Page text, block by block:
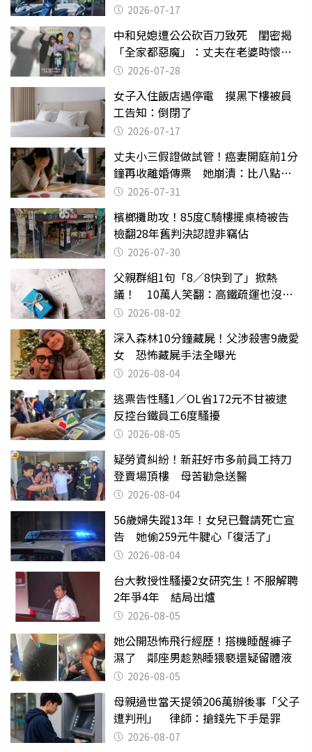
2026-07-17
中和兒媳遭公公砍百刀致死 閨密揭
「全家都惡魔」：丈夫在老婆時懷孕
摔東西
2026-07-28
女子入住飯店遇停電 摸黑下樓被員
工告知：倒閉了
2026-07-17
丈夫小三假證做試管！癌妻開庭前1分
鐘再收離婚傳票 她崩潰：比八點檔
還扯2026-07-31
檳榔攤助攻！85度C騎樓擺桌椅被告
檢翻28年舊判決認證非竊佔
2026-07-30
父親群組1句「8／8快到了」掀熱
議！ 10萬人笑翻：高鐵疏運也沒列
父親節
2026-08-02
深入森林10分鐘藏屍！父涉殺害9歲愛
女 恐怖藏屍手法全曝光
2026-08-04
逃票告性騷1／OL省172元不甘被逮
反控台鐵員工6度騷擾
2026-08-05
疑勞資糾紛！新莊好市多前員工持刀
登賣場頂樓 母苦勸急送醫
2026-08-04
56歲婦失蹤13年！女兒已聲請死亡宣
告 她偷259元牛腱心「復活了」
2026-08-04
台大教授性騷擾2女研究生！不服解聘
2年爭4年 結局出爐
2026-08-05
她公開恐怖飛行經歷！搭機睡醒褲子
濕了 鄰座男趁熟睡猥褻還疑留體液
2026-08-05
母親過世當天提領206萬辦後事「父子
遭判刑」 律師：搶錢先下手是罪
2026-08-07